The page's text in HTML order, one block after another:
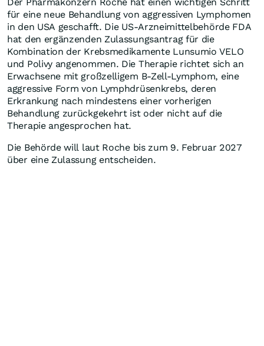
für eine neue Behandlung von aggressiven Lymphomen
in den USA geschafft. Die US-Arzneimittelbehörde FDA
hat den ergänzenden Zulassungsantrag für die
Kombination der Krebsmedikamente Lunsumio VELO
und Polivy angenommen. Die Therapie richtet sich an
Erwachsene mit großzelligem B-Zell-Lymphom, eine
aggressive Form von Lymphdrüsenkrebs, deren
Erkrankung nach mindestens einer vorherigen
Behandlung zurückgekehrt ist oder nicht auf die
Therapie angesprochen hat.
Die Behörde will laut Roche bis zum 9. Februar 2027
über eine Zulassung entscheiden.